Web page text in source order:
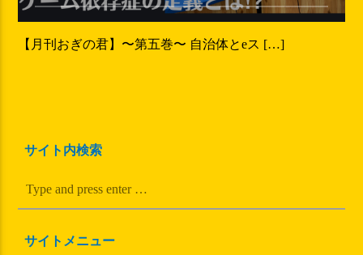
【月刊おぎの君】〜第五巻〜 自治体とeス […]
サイト内検索
サイトメニュー